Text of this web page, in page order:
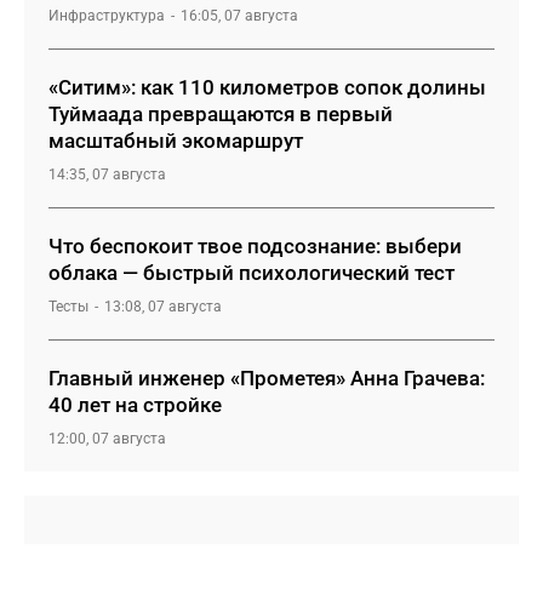
Инфраструктура 16:05, 07 августа
«Ситим»: как 110 километров сопок долины
Туймаада превращаются в первый
масштабный экомаршрут
14:35, 07 августа
Что беспокоит твое подсознание: выбери
облака — быстрый психологический тест
Тесты 13:08, 07 августа
Главный инженер «Прометея» Анна Грачева:
40 лет на стройке
12:00, 07 августа